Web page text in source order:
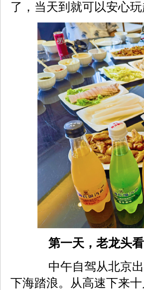
了，当天到就可以安心玩
第一天，老龙头
中午自驾从北京出
下海踏浪。从高速下来